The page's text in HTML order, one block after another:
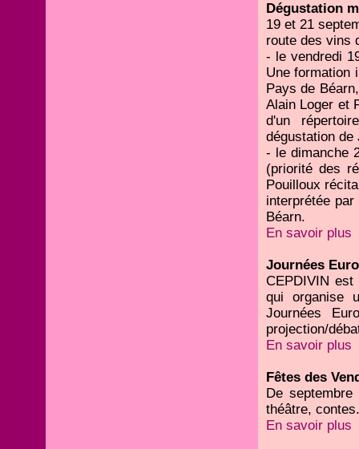
Dégustation
19 et 21
route des vins
- le vendredi
Une formation
Pays de
Alain Loger et
d'un
dégustation de
- le dimanche
(priorité des
Pouilloux
interprétée
Béarn.
En savoir plus
Journées
CEPDIVIN est
qui organise
Journées
projection/
En savoir plus
Fêtes des
De
théâtre,
En savoir plus